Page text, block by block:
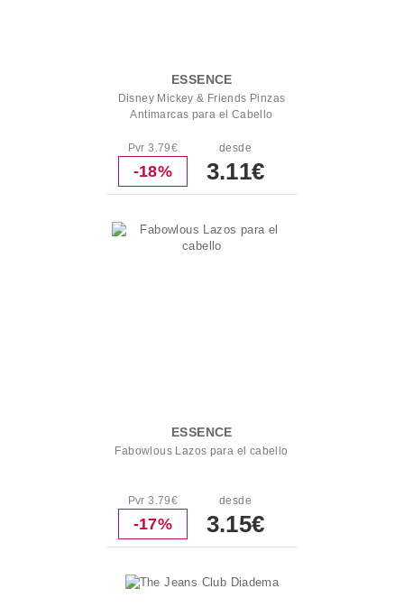
ESSENCE
Disney Mickey & Friends Pinzas
Antimarcas para el Cabello
Pvr 3.79€
-18%
desde
3.11€
ESSENCE
Fabowlous Lazos para el cabello
Pvr 3.79€
-17%
desde
3.15€